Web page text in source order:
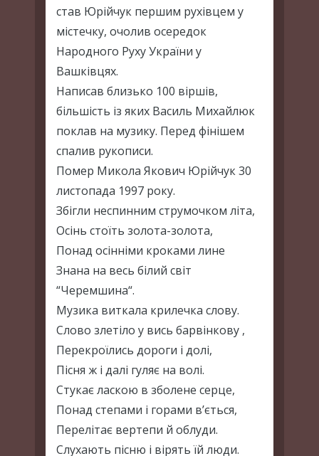
став Юрійчук першим рухівцем у
містечку, очолив осередок
Народного Руху України у
Вашківцях.
Написав близько 100 віршів,
більшість із яких Василь Михайлюк
поклав на музику. Перед фінішем
спалив рукописи.
Помер Микола Якович Юрійчук 30
листопада 1997 року.
Збігли неспинним струмочком літа,
Осінь стоїть золота-золота,
Понад осінніми кроками лине
Знана на весь білий світ
“Черемшина“.
Музика виткала крилечка слову.
Слово злетіло у вись барвінкову ,
Перекроїлись дороги і долі,
Пісня ж і далі гуляє на волі.
Стукає ласкою в зболене серце,
Понад степами і горами в’ється,
Перелітає вертепи й облуди.
Слухають пісню і вірять їй люди.